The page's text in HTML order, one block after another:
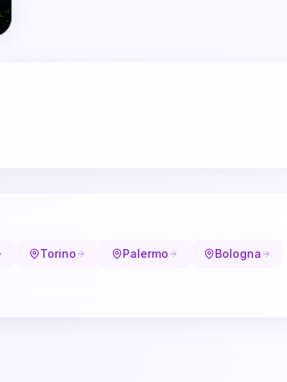
Torino Palermo Bologna